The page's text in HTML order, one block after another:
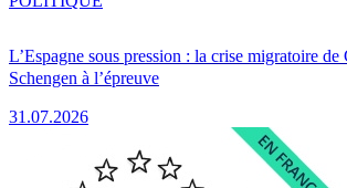
L’Espagne sous pression : la crise migratoire de
Schengen à l’épreuve
31.07.2026